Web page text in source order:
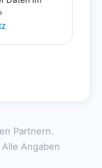
Partnern.
Angaben